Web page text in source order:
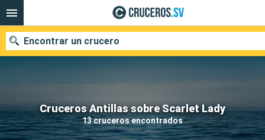
Cruceros Antillas sobre Scarlet Lady
13 cruceros encontrados
Encontrar un crucero
Nuestros destinos
Fecha de salida